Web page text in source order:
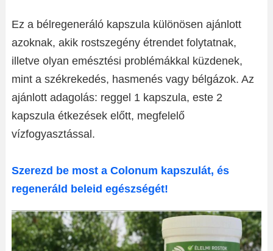
Ez a bélregeneráló kapszula különösen ajánlott
azoknak, akik rostszegény étrendet folytatnak,
illetve olyan emésztési problémákkal küzdenek,
mint a székrekedés, hasmenés vagy bélgázok. Az
ajánlott adagolás: reggel 1 kapszula, este 2
kapszula étkezések előtt, megfelelő
vízfogyasztással.
Szerezd be most a Colonum kapszulát, és
regeneráld beleid egészségét!